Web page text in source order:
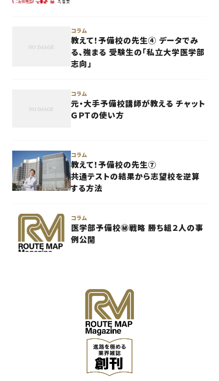
コラム
教えて！予備校の先生④ データでみ
る、強まる 受験生の「私立大学医学部
志向」
コラム
元・大手予備校講師が教える チャット
ＧＰＴの使い方
コラム
教えて！予備校の先生⑦
共通テストの結果から志望校を逆算
する方法
コラム
医学部予備校㊙戦略 勝ち組２人の事
例公開